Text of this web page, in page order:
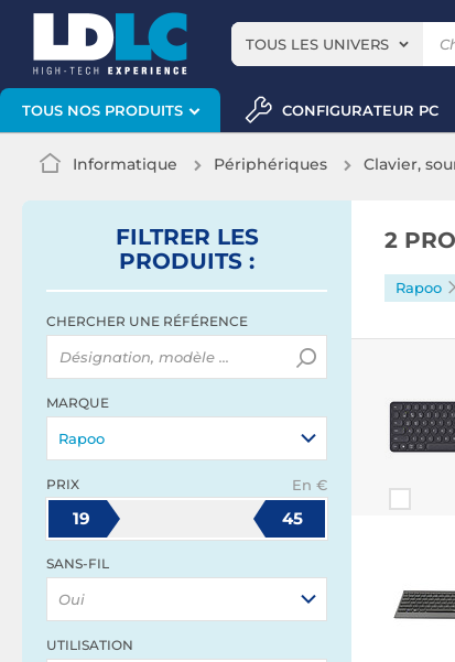
TOUS LES UNIVERS
TOUS NOS PRODUITS CONFIGURATEUR PC
Informatique Périphériques Clavier,
FILTRER LES
PRODUITS :
CHERCHER UNE RÉFÉRENCE
MARQUE
Rapoo
PRIX En €
19 45
SANS-FIL
Oui
UTILISATION
2
Rapoo